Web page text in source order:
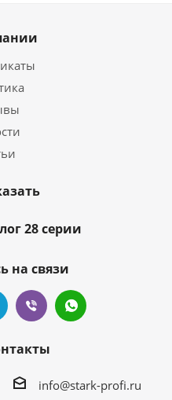
28 серии
на связи
info@stark-profi.ru